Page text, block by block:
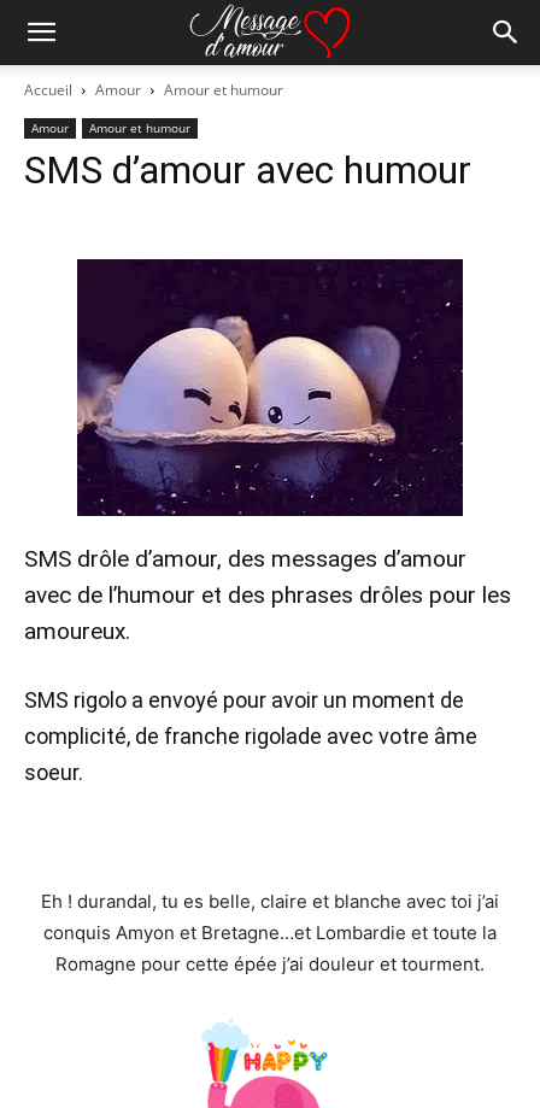
Accueil Amour Amour et humour
Amour Amour et humour
SMS d’amour avec humour
SMS drôle d’amour, des messages d’amour
avec de l’humour et des phrases drôles pour les
amoureux.
SMS rigolo a envoyé pour avoir un moment de
complicité, de franche rigolade avec votre âme
soeur.
Eh ! durandal, tu es belle, claire et blanche avec toi j’ai
conquis Amyon et Bretagne…et Lombardie et toute la
Romagne pour cette épée j’ai douleur et tourment.